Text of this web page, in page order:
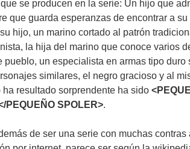
se producen en la serie: Un hijo que
que guarda esperanzas de encontrar a
hijo, un marino cortado al patrón
la hija del marino que conoce varios
pueblo, un especialista en armas tipo
similares, el negro gracioso y al
resultado sorprendente ha sido
PEQUEÑO SPOLER>.
de ser una serie con muchas